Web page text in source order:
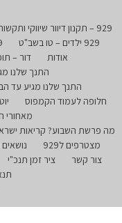
929 – תקנון דיוור שיווקי ותקשורת דיגיטלית
929 ילדים – טו בשב"ט
אודות
דור –
התנך שלנו
התנך שלנו מגיע עד
חלופה לעמוד הקמפוס
מאחורי
מה פרשת השבוע? קריאות
מצטרפים ל929
צור קשר
ציר זמן תנכ"י